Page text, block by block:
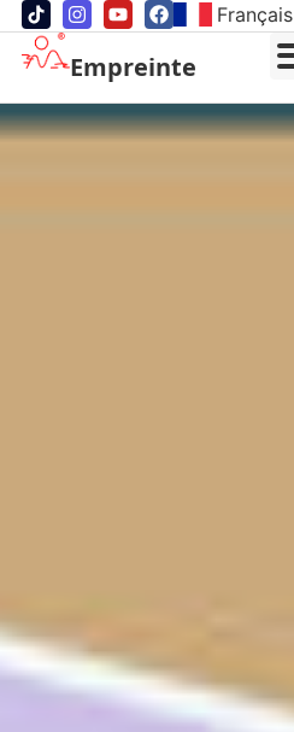
Français
Empreinte